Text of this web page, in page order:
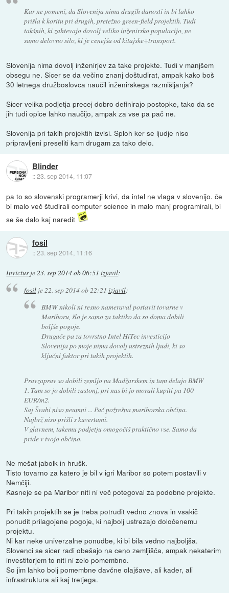
Kar ne pomeni, da Slovenija nima drugih danosti in bi lahko
prišla k koritu pri drugih, pretežno green-field projektih. Tudi
takšnih, ki zahtevajo dovolj veliko inženirsko populacijo, ne
samo delovno silo, ki je cenejša od kitajske+transport.
Slovenija nima dovolj inženirjev za take projekte. Tudi v manjšem
obsegu ne. Sicer se da večino znanj doštudirat, ampak kako boš
30 letnega družboslovca naučil inženirskega razmišljanja?
Sicer velika podjetja precej dobro definirajo postopke, tako da se
jih tudi opice lahko naučijo, ampak za vse pa pač ne.
Slovenija pri takih projektih izvisi. Sploh ker se ljudje niso
pripravljeni preseliti kam drugam za tako delo.
Blinder
::23. sep 2014, 11:07
pa to so slovenski programerji krivi, da intel ne vlaga v slovenijo. če
bi malo več študirali computer science in malo manj programirali, bi
se še dalo kaj naredit
fosil
::23. sep 2014, 11:16
Invictus je23. sep 2014 ob 06:51 izjavil:
fosilje22. sep 2014 ob 22:21 izjavil:
BMW nikoli ni resno nameraval postavit tovarne v
Mariboru, šlo je samo za taktiko da so doma dobili
boljše pogoje.
Drugače pa za tovrstno Intel HiTec investicijo
Slovenija po moje nima dovolj ustreznih ljudi, ki so
ključni faktor pri takih projektih.
Pravzaprav so dobili zemljo na Madžarskem in tam delajo BMW
1. Tam so jo dobili zastonj, pri nas bi jo morali kupiti pa 100
EUR/m2.
Saj Švabi niso neumni ... Pač požrešna mariborska občina.
Najbrž niso prišli s kuvertami.
V glavnem, takemu podjetju omogočiš praktično vse. Samo da
pride v tvojo občino.
Ne mešat jabolk in hrušk.
Tisto tovarno za katero je bil v igri Maribor so potem postavili v
Nemčiji.
Kasneje se pa Maribor niti ni več potegoval za podobne projekte.
Pri takih projektih se je treba potrudit vedno znova in vsakič
ponudit prilagojene pogoje, ki najbolj ustrezajo določenemu
projektu.
Ni kar neke univerzalne ponudbe, ki bi bila vedno najboljša.
Slovenci se sicer radi obešajo na ceno zemljišča, ampak nekaterim
investitorjem to niti ni zelo pomembno.
So jim lahko bolj pomembne davčne olajšave, ali kader, ali
infrastruktura ali kaj tretjega.